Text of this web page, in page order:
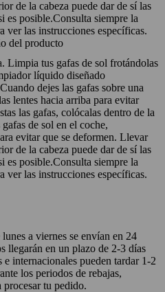
de la cabeza puede dar de sí las
es posible.Consulta siempre la
ver las instrucciones específicas.
Limpia tus gafas de sol frotándolas
líquido diseñado
dejes las gafas sobre una
lentes hacia arriba para evitar
las gafas, colócalas dentro de la
de sol en el coche,
evitar que se deformen. Llevar
de la cabeza puede dar de sí las
es posible.Consulta siempre la
ver las instrucciones específicas.
a viernes se envían en 24
llegarán en un plazo de 2-3 días
internacionales pueden tardar 1-2
los periodos de rebajas,
procesar tu pedido.